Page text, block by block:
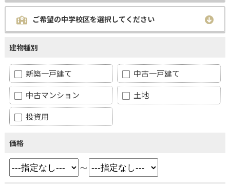
ご希望の中学校区を選択してください
建物種別
新築一戸建て
中古一戸建て
中古マンション
土地
投資用
価格
～